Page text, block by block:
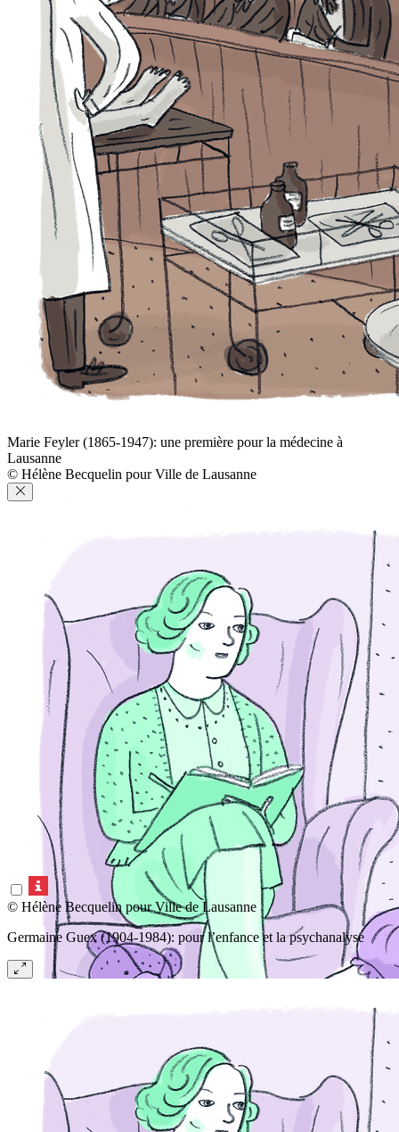
Marie Feyler (1865-1947): une première pour la médecine à
Lausanne
© Hélène Becquelin pour Ville de Lausanne
© Hélène Becquelin pour Ville de Lausanne
Germaine Guex (1904-1984): pour l’enfance et la psychanalyse